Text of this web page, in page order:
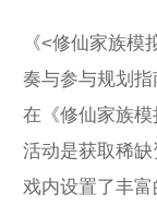
《<修仙家族
奏与参与规划指
在《修仙家族
活动是获取稀
戏内设置了丰